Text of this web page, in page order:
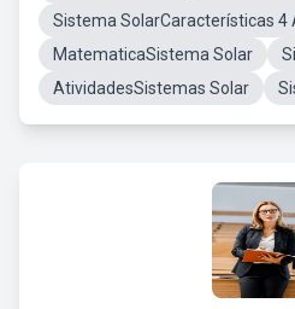
Sistema SolarCaracterísticas 4
MatematicaSistema Solar
AtividadesSistemas Solar